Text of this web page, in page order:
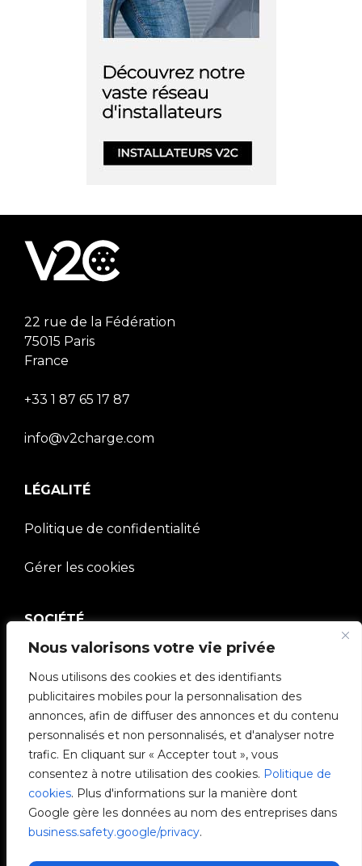
Nous valorisons votre vie privée
Nous utilisons des cookies et des identifiants
publicitaires mobiles pour la personnalisation des
annonces, afin de diffuser des annonces et du contenu
personnalisés et non personnalisés, et d'analyser notre
trafic. En cliquant sur « Accepter tout », vous
consentez à notre utilisation des cookies. Politique de
cookies. Plus d'informations sur la manière dont
Google gère les données au nom des entreprises dans
business.safety.google/privacy.
22 rue de la Fédération
75015 Paris
France
+33 1 87 65 17 87
info@v2charge.com
LÉGALITÉ
Politique de confidentialité
Gérer les cookies
SOCIÉTÉ
e-Chargers
V2C Cloud
V2C Payments
Blog